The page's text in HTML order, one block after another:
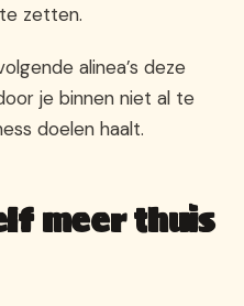
zetten.
alinea’s deze
je binnen niet al te
doelen haalt.
meer thuis